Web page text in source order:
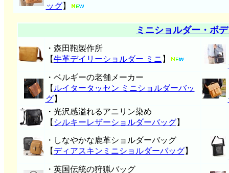
ッグ】
ミニショルダー・ボ
・森田鞄製作所
【牛革デイリーショルダー ミニ 】
・ベルギーの老舗メーカー
【 ルイタータッセン ミニショルダーバッ
グ】
・光沢感溢れるアニリン染め
【 シルキーレザーショルダーバッグ】
・しなやかな鹿革ショルダーバッグ
【 ディアスキンミニショルダーバッグ】
・英国伝統の狩猟バッグ